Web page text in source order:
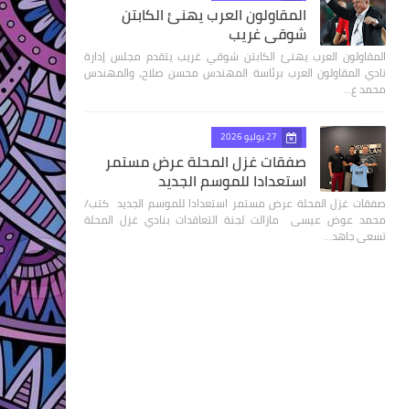
المقاولون العرب يهنئ الكابتن
شوقي غريب
المقاولون العرب يهنئ الكابتن شوقي غريب يتقدم مجلس إدارة
نادي المقاولون العرب برئاسة المهندس محسن صلاح، والمهندس
محمد ع…
27 يوليو 2026
صفقات غزل المحلة عرض مستمر
استعدادا للموسم الجديد
صفقات غزل المحلة عرض مستمر استعدادا للموسم الجديد كتب/
محمد عوض عيسى مازالت لجنة التعاقدات بنادي غزل المحلة
تسعى جاهد…